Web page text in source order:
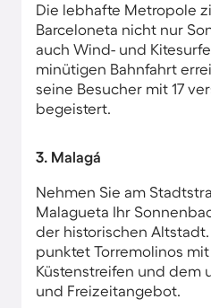
Die lebhafte Metropole
Barceloneta nicht nur
auch Wind- und
minütigen Bahnfahrt
seine Besucher mit 17
begeistert.
3. Malagá
Nehmen Sie am
Malagueta Ihr
der historischen
punktet Torremolinos
Küstenstreifen und dem
und Freizeitangebot.